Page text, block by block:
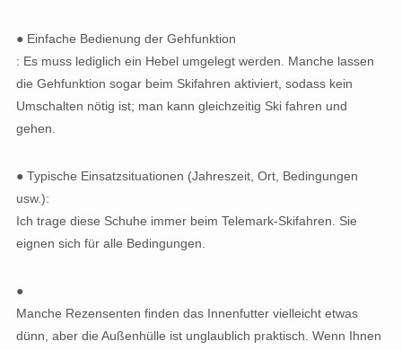
● Einfache Bedienung der Gehfunktion
: Es muss lediglich ein Hebel umgelegt werden. Manche lassen
die Gehfunktion sogar beim Skifahren aktiviert, sodass kein
Umschalten nötig ist; man kann gleichzeitig Ski fahren und
gehen.
● Typische Einsatzsituationen (Jahreszeit, Ort, Bedingungen
usw.):
Ich trage diese Schuhe immer beim Telemark-Skifahren. Sie
eignen sich für alle Bedingungen.
●
Manche Rezensenten finden das Innenfutter vielleicht etwas
dünn, aber die Außenhülle ist unglaublich praktisch. Wenn Ihnen